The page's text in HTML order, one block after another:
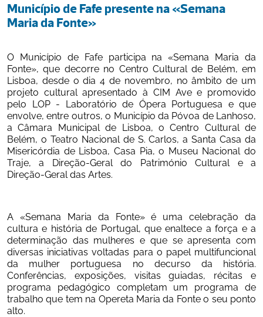
Município de Fafe presente na «Semana
Maria da Fonte»
O Município de Fafe participa na «Semana Maria da
Fonte», que decorre no Centro Cultural de Belém, em
Lisboa, desde o dia 4 de novembro, no âmbito de um
projeto cultural apresentado à CIM Ave e promovido
pelo LOP - Laboratório de Ópera Portuguesa e que
envolve, entre outros, o Município da Póvoa de Lanhoso,
a Câmara Municipal de Lisboa, o Centro Cultural de
Belém, o Teatro Nacional de S. Carlos, a Santa Casa da
Misericórdia de Lisboa, Casa Pia, o Museu Nacional do
Traje, a Direção-Geral do Património Cultural e a
Direção-Geral das Artes.
A «Semana Maria da Fonte» é uma celebração da
cultura e história de Portugal, que enaltece a força e a
determinação das mulheres e que se apresenta com
diversas iniciativas voltadas para o papel multifuncional
da mulher portuguesa no decurso da história.
Conferências, exposições, visitas guiadas, récitas e
programa pedagógico completam um programa de
trabalho que tem na Opereta Maria da Fonte o seu ponto
alto.